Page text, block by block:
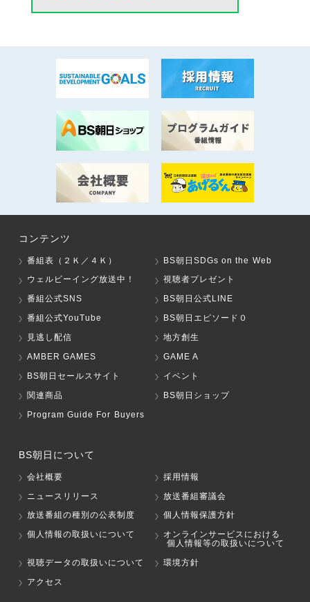
コンテンツ
番組表（２Ｋ／４Ｋ）
BS朝日SDGs on the Web
ウェルビーイング放送中！
視聴者プレゼント
番組公式SNS
BS朝日公式LINE
番組公式YouTube
BS朝日エピソード０
見逃し配信
地方創生
AMBER GAMES
GAME A
BS朝日セールスサイト
イベント
関連商品
BS朝日ショップ
Program Guide For Buyers
BS朝日について
会社概要
採用情報
ニュースリリース
放送番組審議会
放送番組の種別の公表制度
個人情報保護方針
個人情報の取扱いについて
オンラインサービスにおける
個人情報等の取扱いについて
視聴データの取扱いについて
環境方針
アクセス